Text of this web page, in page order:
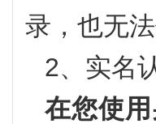
录，也无
2、实名
在您使